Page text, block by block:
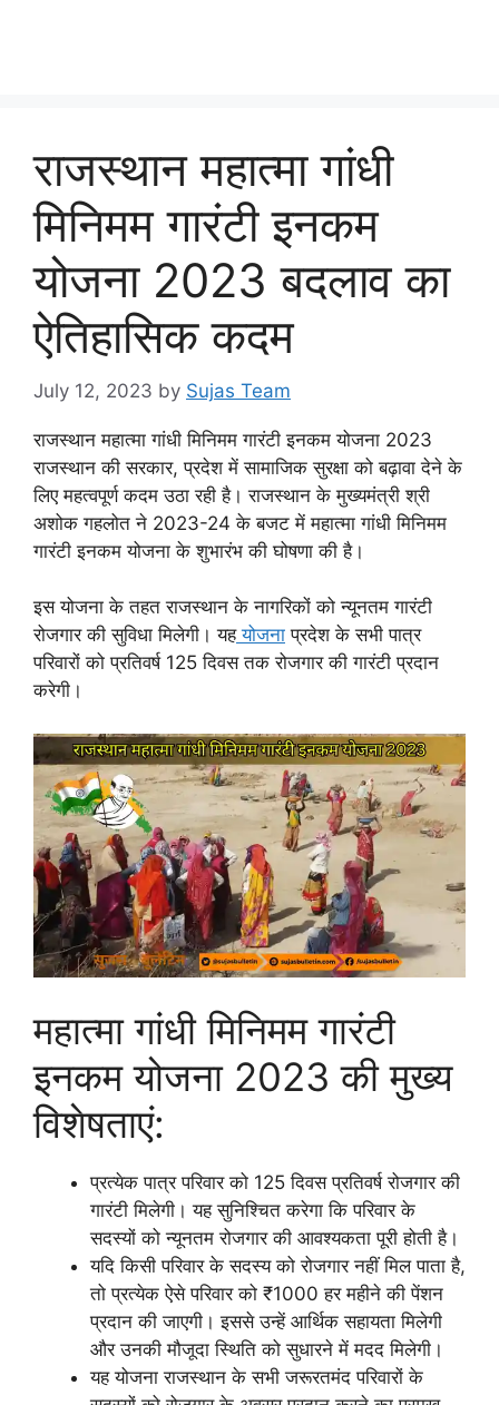
राजस्थान महात्मा गांधी
मिनिमम गारंटी इनकम
योजना 2023 बदलाव का
ऐतिहासिक कदम
July 12, 2023 by Sujas Team
राजस्थान महात्मा गांधी मिनिमम गारंटी इनकम योजना 2023
राजस्थान की सरकार, प्रदेश में सामाजिक सुरक्षा को बढ़ावा देने के
लिए महत्वपूर्ण कदम उठा रही है। राजस्थान के मुख्यमंत्री श्री
अशोक गहलोत ने 2023-24 के बजट में महात्मा गांधी मिनिमम
गारंटी इनकम योजना के शुभारंभ की घोषणा की है।
इस योजना के तहत राजस्थान के नागरिकों को न्यूनतम गारंटी
रोजगार की सुविधा मिलेगी। यहयोजना प्रदेश के सभी पात्र
परिवारों को प्रतिवर्ष 125 दिवस तक रोजगार की गारंटी प्रदान
करेगी।
महात्मा गांधी मिनिमम गारंटी
इनकम योजना 2023 की मुख्य
विशेषताएं:
प्रत्येक पात्र परिवार को 125 दिवस प्रतिवर्ष रोजगार की
गारंटी मिलेगी। यह सुनिश्चित करेगा कि परिवार के
सदस्यों को न्यूनतम रोजगार की आवश्यकता पूरी होती है।
यदि किसी परिवार के सदस्य को रोजगार नहीं मिल पाता है,
तो प्रत्येक ऐसे परिवार को ₹1000 हर महीने की पेंशन
प्रदान की जाएगी। इससे उन्हें आर्थिक सहायता मिलेगी
और उनकी मौजूदा स्थिति को सुधारने में मदद मिलेगी।
यह योजना राजस्थान के सभी जरूरतमंद परिवारों के